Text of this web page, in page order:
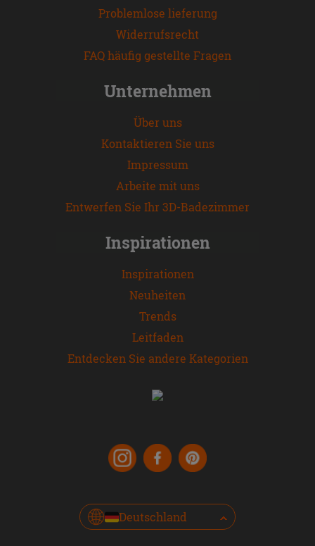
Problemlose lieferung
Widerrufsrecht
FAQ häufig gestellte Fragen
Unternehmen
Über uns
Kontaktieren Sie uns
Impressum
Arbeite mit uns
Entwerfen Sie Ihr 3D-Badezimmer
Inspirationen
Inspirationen
Neuheiten
Trends
Leitfaden
Entdecken Sie andere Kategorien
Deutschland